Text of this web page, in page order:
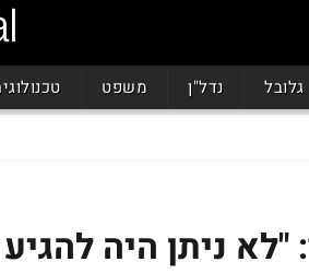
גלובל נדל"ן משפט
ניתן היה